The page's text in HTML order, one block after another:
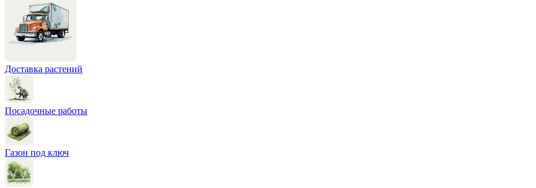
Доставка растений
Посадочные работы
Газон под ключ